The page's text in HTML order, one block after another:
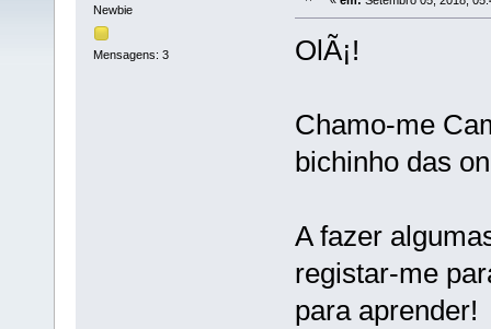
Newbie
Mensagens: 3 OlÃ¡!
Chamo-me
bichinho das
A fazer
registar-me
para aprender!